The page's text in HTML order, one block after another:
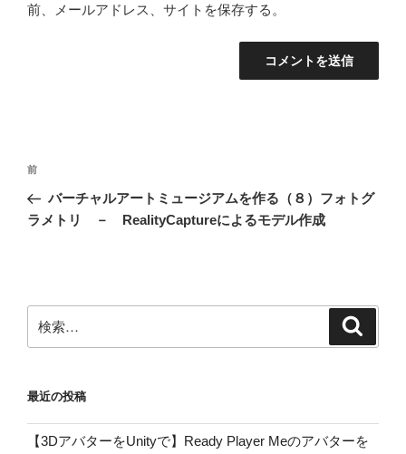
前、メールアドレス、サイトを保存する。
投
ナ
シ
ョ
前
の
投
前
バーチャルアートミュージアムを作る（８）フォトグ
ラメトリ － RealityCaptureによるモデル作成
検
索:
最近の投稿
【3DアバターをUnityで】Ready Player Meのアバターを